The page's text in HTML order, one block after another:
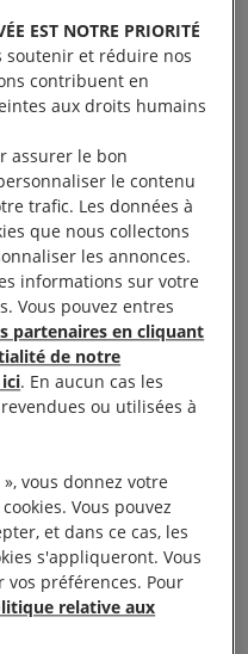
la société civile à
à Martine via le
refugies-
contre-le-delit-de-
mobilisées pour
» dans le cadre
qui sera
nationale ce lundi 16
l’Anafé ainsi que
pour des interviews.
contacter le service
76 94 37 05 / 01 53
EST NOTRE PRIORITÉ
soutenir et réduire nos
contribuent en
aux droits humains
assurer le bon
le contenu
trafic. Les données à
que nous collectons
les annonces.
informations sur votre
Vous pouvez entres
partenaires en cliquant
de notre
. En aucun cas les
ou utilisées à
», vous donnez votre
Vous pouvez
et dans ce cas, les
s'appliqueront. Vous
préférences. Pour
relative aux